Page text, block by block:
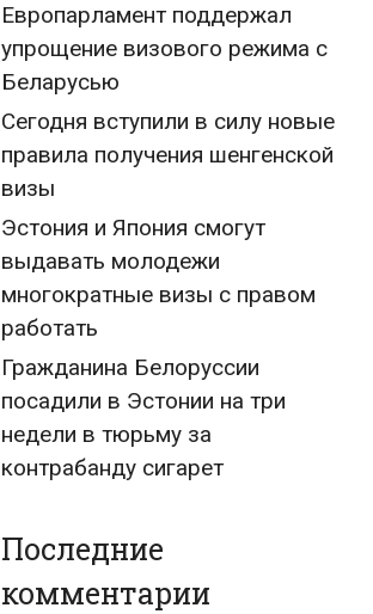
Европарламент поддержал
упрощение визового режима с
Беларусью
Сегодня вступили в силу новые
правила получения шенгенской
визы
Эстония и Япония смогут
выдавать молодежи
многократные визы с правом
работать
Гражданина Белоруссии
посадили в Эстонии на три
недели в тюрьму за
контрабанду сигарет
Последние
комментарии